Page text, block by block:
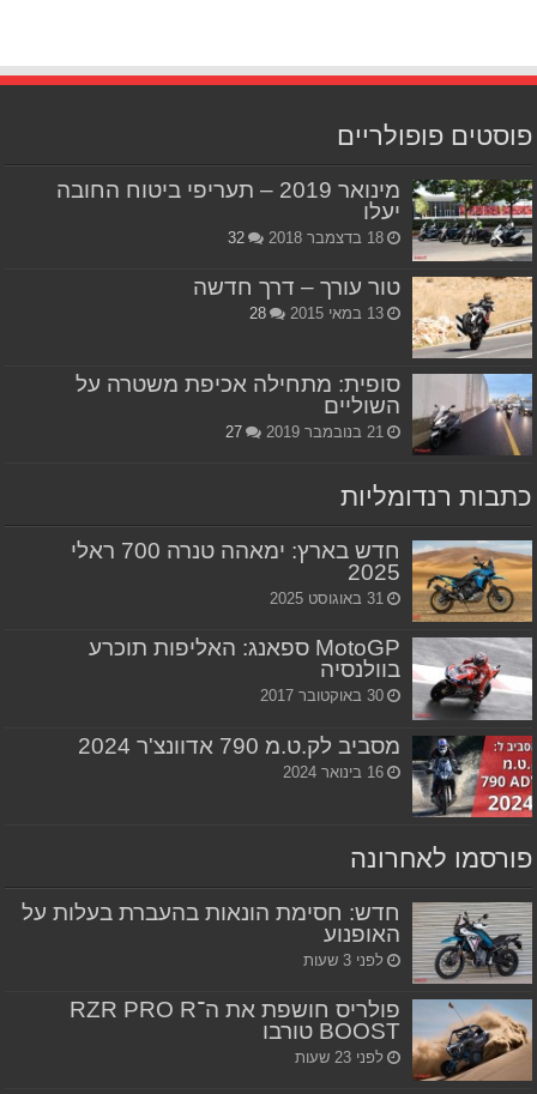
פוסטים פופולריים
מינואר 2019 – תעריפי ביטוח החובה
יעלו
18 בדצמבר 2018 32
טור עורך – דרך חדשה
13 במאי 2015 28
סופית: מתחילה אכיפת משטרה על
השוליים
21 בנובמבר 2019 27
כתבות רנדומליות
חדש בארץ: ימאהה טנרה 700 ראלי
2025
31 באוגוסט 2025
MotoGP ספאנג: האליפות תוכרע
בוולנסיה
30 באוקטובר 2017
מסביב לק.ט.מ 790 אדוונצ'ר 2024
16 בינואר 2024
פורסמו לאחרונה
חדש: חסימת הונאות בהעברת בעלות על
האופנוע
לפני 3 שעות
פולריס חושפת את ה־RZR PRO R
BOOST טורבו
לפני 23 שעות